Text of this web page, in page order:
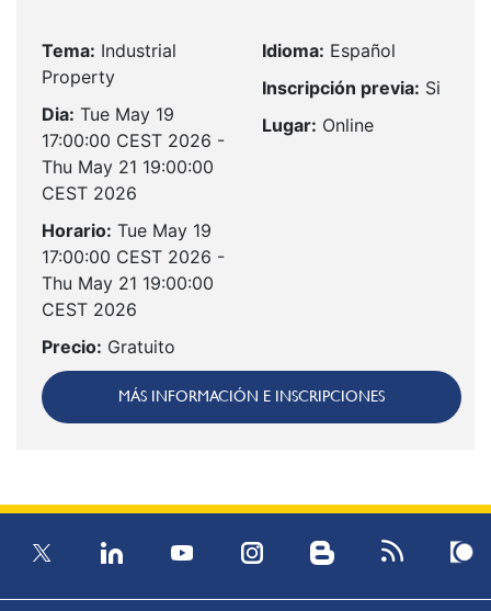
Tema: Industrial
Property
Dia: Tue May 19
17:00:00 CEST 2026 -
Thu May 21 19:00:00
CEST 2026
Horario: Tue May 19
17:00:00 CEST 2026 -
Thu May 21 19:00:00
CEST 2026
Precio: Gratuito
Idioma: Español
Inscripción previa: Si
Lugar: Online
MÁS INFORMACIÓN E INSCRIPCIONES